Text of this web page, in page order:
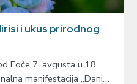
i ukus prirodnog
Foče 7. avgusta u 18
manifestacija „Dani…